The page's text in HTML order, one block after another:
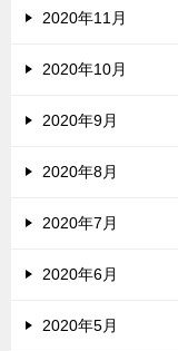
2020年11月
2020年10月
2020年9月
2020年8月
2020年7月
2020年6月
2020年5月